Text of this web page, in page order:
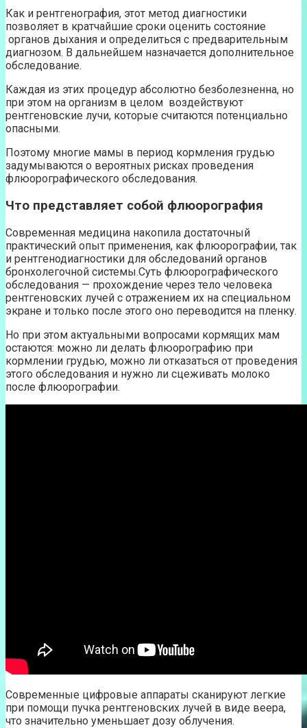
Как и рентгенография, этот метод диагностики
позволяет в кратчайшие сроки оценить состояние
органов дыхания и определиться с предварительным
диагнозом. В дальнейшем назначается дополнительное
обследование.
Каждая из этих процедур абсолютно безболезненна, но
при этом на организм в целом воздействуют
рентгеновские лучи, которые считаются потенциально
опасными.
Поэтому многие мамы в период кормления грудью
задумываются о вероятных рисках проведения
флюорографического обследования.
Что представляет собой флюорография
Современная медицина накопила достаточный
практический опыт применения, как флюорографии, так
и рентгенодиагностики для обследований органов
бронхолегочной системы.Суть флюорографического
обследования — прохождение через тело человека
рентгеновских лучей с отражением их на специальном
экране и только после этого оно переводится на пленку.
Но при этом актуальными вопросами кормящих мам
остаются: можно ли делать флюорографию при
кормлении грудью, можно ли отказаться от проведения
этого обследования и нужно ли сцеживать молоко
после флюорографии.
Современные цифровые аппараты сканируют легкие
при помощи пучка рентгеновских лучей в виде веера,
что значительно уменьшает дозу облучения.